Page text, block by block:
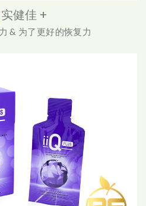
实健佳 +
& 为了更好的恢复力